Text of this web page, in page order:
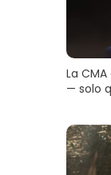
La
— solo